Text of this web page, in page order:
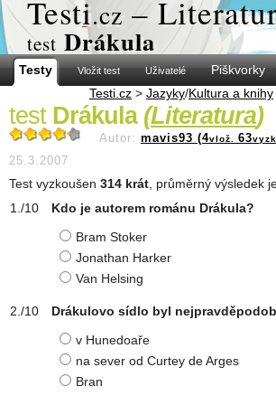
Testi.cz –
test Drákula
Testy Vložit test Uživatelé Piškvorky
Testi.cz > Jazyky/Kultura a knihy
test Drákula (Literatura)
Autor: mavis93 (4vlož. 63vyzk.
25.3.2007
Test vyzkoušen 314 krát , průměrný výsledek
Kdo je autorem románu Drákula?
Bram Stoker
Jonathan Harker
Van Helsing
Drákulovo sídlo byl
v Hunedoaře
na sever od Curtey de Arges
Bran